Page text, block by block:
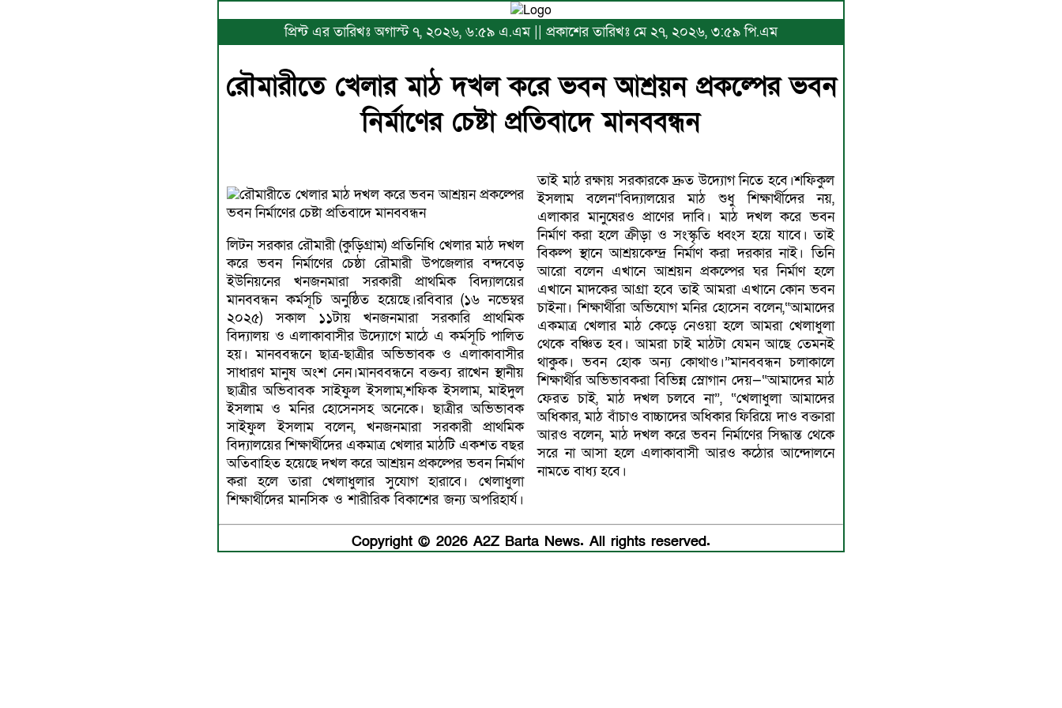
প্রিন্ট এর তারিখঃ অগাস্ট ৭, ২০২৬, ৬:৫৯ এ.এম || প্রকাশের তারিখঃ মে ২৭, ২০২৬, ৩:৫৯ পি.এম
রৌমারীতে খেলার মাঠ দখল করে ভবন আশ্রয়ন প্রকল্পের ভবন
নির্মাণের চেষ্টা প্রতিবাদে মানববন্ধন
রৌমারীতে খেলার মাঠ দখল করে ভবন আশ্রয়ন প্রকল্পের
ভবন নির্মাণের চেষ্টা প্রতিবাদে মানববন্ধন
লিটন সরকার রৌমারী (কুড়িগ্রাম) প্রতিনিধি খেলার মাঠ দখল
করে ভবন নির্মাণের চেষ্ঠা রৌমারী উপজেলার বন্দবেড়
ইউনিয়নের খনজনমারা সরকারী প্রাথমিক বিদ্যালয়ের
মানববন্ধন কর্মসূচি অনুষ্ঠিত হয়েছে।রবিবার (১৬ নভেম্বর
২০২৫) সকাল ১১টায় খনজনমারা সরকারি প্রাথমিক
বিদ্যালয় ও এলাকাবাসীর উদ্যোগে মাঠে এ কর্মসূচি পালিত
হয়। মানববন্ধনে ছাত্র-ছাত্রীর অভিভাবক ও এলাকাবাসীর
সাধারণ মানুষ অংশ নেন।মানববন্ধনে বক্তব্য রাখেন স্থানীয়
ছাত্রীর অভিবাবক সাইফুল ইসলাম,শফিক ইসলাম, মাইদুল
ইসলাম ও মনির হোসেনসহ অনেকে। ছাত্রীর অভিভাবক
সাইফুল ইসলাম বলেন, খনজনমারা সরকারী প্রাথমিক
বিদ্যালয়ের শিক্ষার্থীদের একমাত্র খেলার মাঠটি একশত বছর
অতিবাহিত হয়েছে দখল করে আশ্রয়ন প্রকল্পের ভবন নির্মাণ
করা হলে তারা খেলাধুলার সুযোগ হারাবে। খেলাধুলা
শিক্ষার্থীদের মানসিক ও শারীরিক বিকাশের জন্য অপরিহার্য।
তাই মাঠ রক্ষায় সরকারকে দ্রুত উদ্যোগ নিতে হবে।শফিকুল
ইসলাম বলেন“বিদ্যালয়ের মাঠ শুধু শিক্ষার্থীদের নয়,
এলাকার মানুষেরও প্রাণের দাবি। মাঠ দখল করে ভবন
নির্মাণ করা হলে ক্রীড়া ও সংস্কৃতি ধ্বংস হয়ে যাবে। তাই
বিকল্প স্থানে আশ্রয়কেন্দ্র নির্মাণ করা দরকার নাই। তিনি
আরো বলেন এখানে আশ্রয়ন প্রকল্পের ঘর নির্মাণ হলে
এখানে মাদকের আগ্রা হবে তাই আমরা এখানে কোন ভবন
চাইনা। শিক্ষার্থীরা অভিযোগ মনির হোসেন বলেন,“আমাদের
একমাত্র খেলার মাঠ কেড়ে নেওয়া হলে আমরা খেলাধুলা
থেকে বঞ্চিত হব। আমরা চাই মাঠটা যেমন আছে তেমনই
থাকুক। ভবন হোক অন্য কোথাও।”মানববন্ধন চলাকালে
শিক্ষার্থীর অভিভাবকরা বিভিন্ন স্লোগান দেয়—“আমাদের মাঠ
ফেরত চাই, মাঠ দখল চলবে না”, “খেলাধুলা আমাদের
অধিকার, মাঠ বাঁচাও বাচ্চাদের অধিকার ফিরিয়ে দাও বক্তারা
আরও বলেন, মাঠ দখল করে ভবন নির্মাণের সিদ্ধান্ত থেকে
সরে না আসা হলে এলাকাবাসী আরও কঠোর আন্দোলনে
নামতে বাধ্য হবে।
Copyright © 2026 A2Z Barta News. All rights reserved.